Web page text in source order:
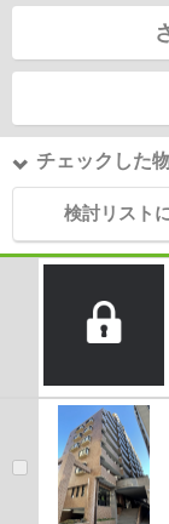
チェックした
検討リスト